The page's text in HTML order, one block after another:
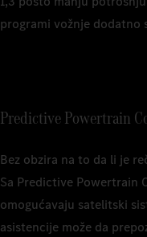
programi vožnje dodatno
Predictive Powertrain
Bez obzira na to da li je
Sa Predictive Powertrain
omogućavaju satelitski
asistencije može da